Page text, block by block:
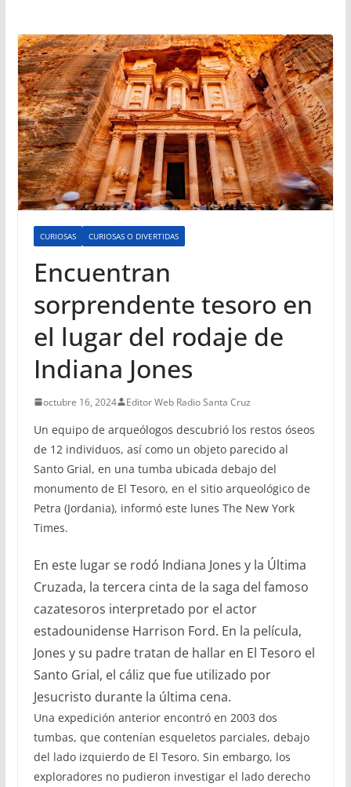
CURIOSAS CURIOSAS O DIVERTIDAS
Encuentran
sorprendente tesoro en
el lugar del rodaje de
Indiana Jones
octubre 16, 2024 Editor Web Radio Santa Cruz
Un equipo de arqueólogos descubrió los restos óseos
de 12 individuos, así como un objeto parecido al
Santo Grial, en una tumba ubicada debajo del
monumento de El Tesoro, en el sitio arqueológico de
Petra (Jordania), informó este lunes The New York
Times.
En este lugar se rodó Indiana Jones y la Última
Cruzada, la tercera cinta de la saga del famoso
cazatesoros interpretado por el actor
estadounidense Harrison Ford. En la película,
Jones y su padre tratan de hallar en El Tesoro el
Santo Grial, el cáliz que fue utilizado por
Jesucristo durante la última cena.
Una expedición anterior encontró en 2003 dos
tumbas, que contenían esqueletos parciales, debajo
del lado izquierdo de El Tesoro. Sin embargo, los
exploradores no pudieron investigar el lado derecho